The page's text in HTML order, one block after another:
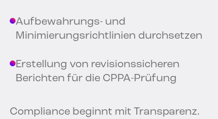
Aufbewahrungs- und
Minimierungsrichtlinien durchsetzen
Erstellung von revisionssicheren
Berichten für die CPPA-Prüfung
Compliance beginnt mit Transparenz.